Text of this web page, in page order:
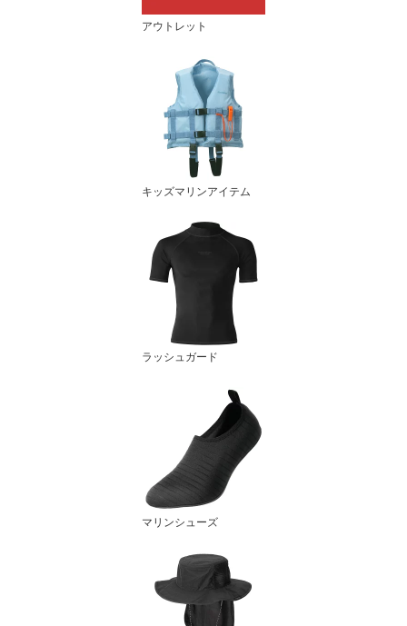
アウトレット
キッズマリンアイテム
ラッシュガード
マリンシューズ